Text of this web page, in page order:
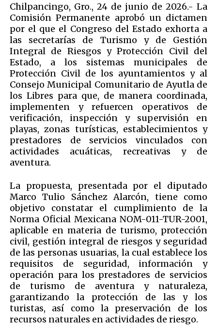
Chilpancingo, Gro., 24 de junio de 2026.- La
Comisión Permanente aprobó un dictamen
por el que el Congreso del Estado exhorta a
las secretarías de Turismo y de Gestión
Integral de Riesgos y Protección Civil del
Estado, a los sistemas municipales de
Protección Civil de los ayuntamientos y al
Consejo Municipal Comunitario de Ayutla de
los Libres para que, de manera coordinada,
implementen y refuercen operativos de
verificación, inspección y supervisión en
playas, zonas turísticas, establecimientos y
prestadores de servicios vinculados con
actividades acuáticas, recreativas y de
aventura.
La propuesta, presentada por el diputado
Marco Tulio Sánchez Alarcón, tiene como
objetivo constatar el cumplimiento de la
Norma Oficial Mexicana NOM-011-TUR-2001,
aplicable en materia de turismo, protección
civil, gestión integral de riesgos y seguridad
de las personas usuarias, la cual establece los
requisitos de seguridad, información y
operación para los prestadores de servicios
de turismo de aventura y naturaleza,
garantizando la protección de las y los
turistas, así como la preservación de los
recursos naturales en actividades de riesgo.